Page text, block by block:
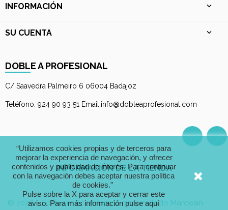
INFORMACIÓN 
SU CUENTA 
DOBLE A PROFESIONAL
C/ Saavedra Palmeiro 6 06004 Badajoz
Teléfono: 924 90 93 51 Email:info@dobleaprofesional.com
INFORMACIÓN DE LA TIENDA
“Utilizamos cookies propias y de terceros para
mejorar la experiencia de navegación, y ofrecer
contenidos y publicidad de interés. Para continuar
con la navegación debes aceptar nuestra política
de cookies.”
Pulse sobre la X para aceptar y cerrar este
aviso.Para más información pulse aquí
© 2026 - Software Ecommerce desarrollado Mardesin